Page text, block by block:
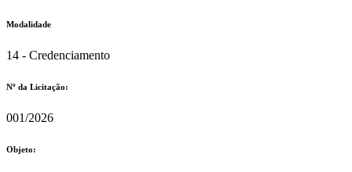
Modalidade
14 - Credenciamento
Nº da Licitação: ​​
001/2026
Objeto: